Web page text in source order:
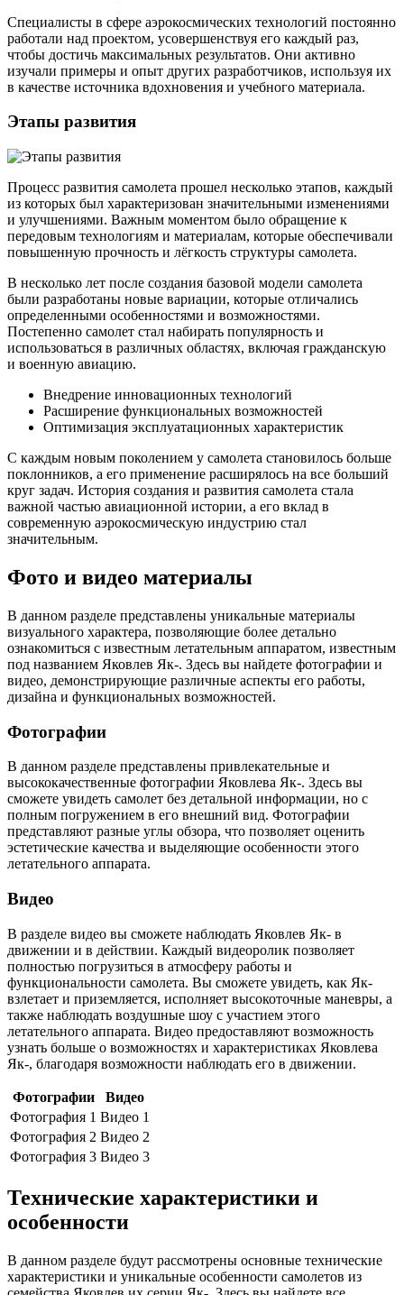
Специалисты в сфере аэрокосмических технологий постоянно
работали над проектом, усовершенствуя его каждый раз,
чтобы достичь максимальных результатов. Они активно
изучали примеры и опыт других разработчиков, используя их
в качестве источника вдохновения и учебного материала.
Этапы развития
Процесс развития самолета прошел несколько этапов, каждый
из которых был характеризован значительными изменениями
и улучшениями. Важным моментом было обращение к
передовым технологиям и материалам, которые обеспечивали
повышенную прочность и лёгкость структуры самолета.
В несколько лет после создания базовой модели самолета
были разработаны новые вариации, которые отличались
определенными особенностями и возможностями.
Постепенно самолет стал набирать популярность и
использоваться в различных областях, включая гражданскую
и военную авиацию.
Внедрение инновационных технологий
Расширение функциональных возможностей
Оптимизация эксплуатационных характеристик
С каждым новым поколением у самолета становилось больше
поклонников, а его применение расширялось на все больший
круг задач. История создания и развития самолета стала
важной частью авиационной истории, а его вклад в
современную аэрокосмическую индустрию стал
значительным.
Фото и видео материалы
В данном разделе представлены уникальные материалы
визуального характера, позволяющие более детально
ознакомиться с известным летательным аппаратом, известным
под названием Яковлев Як-. Здесь вы найдете фотографии и
видео, демонстрирующие различные аспекты его работы,
дизайна и функциональных возможностей.
Фотографии
В данном разделе представлены привлекательные и
высококачественные фотографии Яковлева Як-. Здесь вы
сможете увидеть самолет без детальной информации, но с
полным погружением в его внешний вид. Фотографии
представляют разные углы обзора, что позволяет оценить
эстетические качества и выделяющие особенности этого
летательного аппарата.
Видео
В разделе видео вы сможете наблюдать Яковлев Як- в
движении и в действии. Каждый видеоролик позволяет
полностью погрузиться в атмосферу работы и
функциональности самолета. Вы сможете увидеть, как Як-
взлетает и приземляется, исполняет высокоточные маневры, а
также наблюдать воздушные шоу с участием этого
летательного аппарата. Видео предоставляют возможность
узнать больше о возможностях и характеристиках Яковлева
Як-, благодаря возможности наблюдать его в движении.
Фотографии
Видео
Фотография 1 Видео 1
Фотография 2 Видео 2
Фотография 3 Видео 3
Технические характеристики и
особенности
В данном разделе будут рассмотрены основные технические
характеристики и уникальные особенности самолетов из